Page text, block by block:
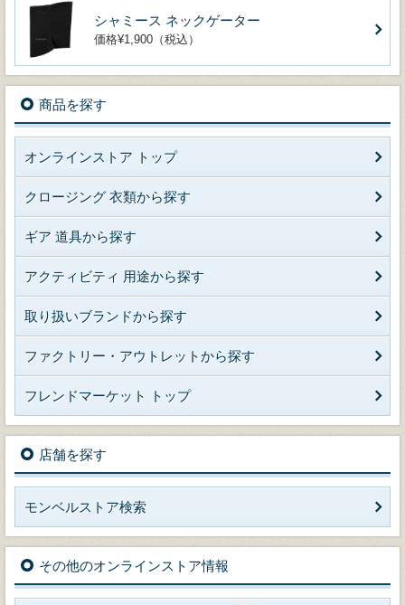
シャミース ネックゲーター
価格¥1,900（税込）
商品を探す
オンラインストア トップ
クロージング 衣類から探す
ギア 道具から探す
アクティビティ 用途から探す
取り扱いブランドから探す
ファクトリー・アウトレットから探す
フレンドマーケット トップ
店舗を探す
モンベルストア検索
その他のオンラインストア情報